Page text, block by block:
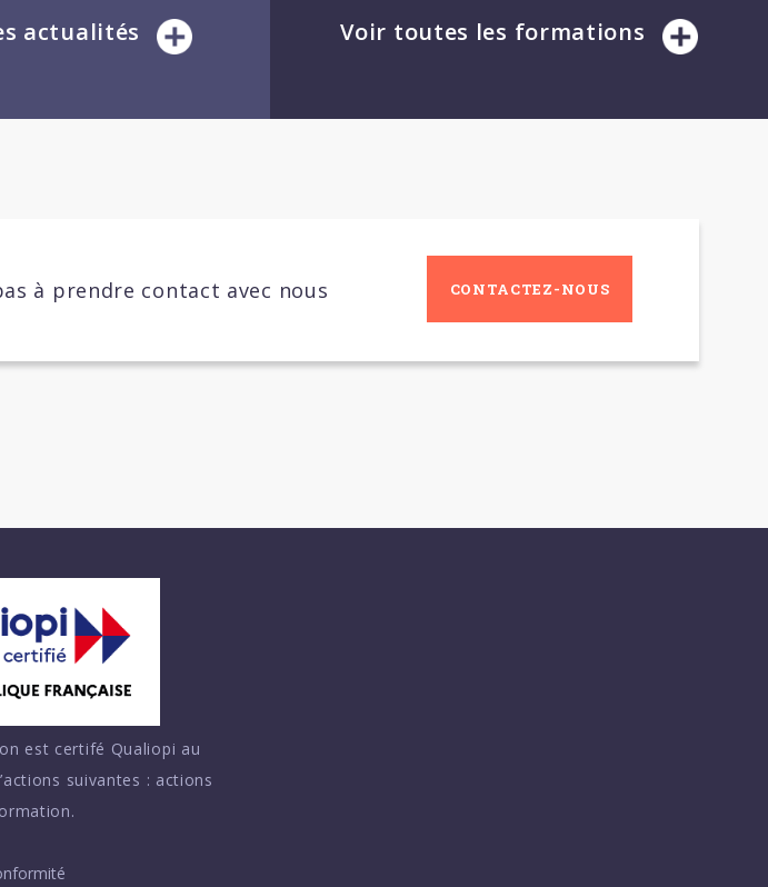
actualités Voir toutes les formations
à prendre contact avec nous CONTACTEZ-NOUS
est certifé Qualiopi au
suivantes : actions